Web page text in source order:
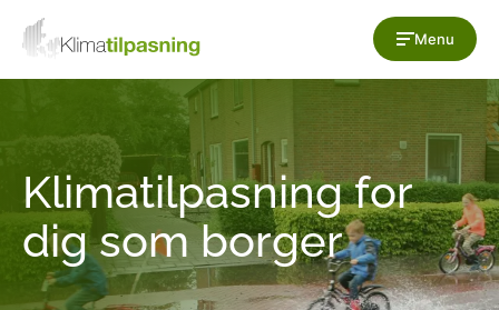
Menu
Klimatilpasning for
dig som borger